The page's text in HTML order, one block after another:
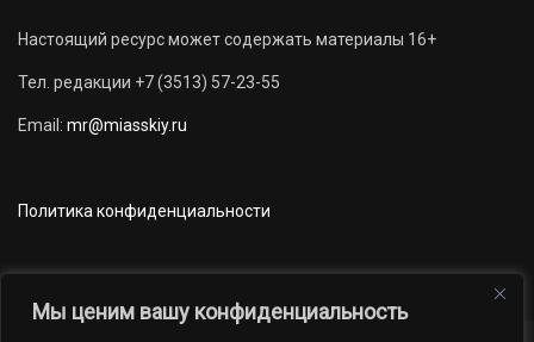
Мы ценим вашу конфиденциальность
Настоящий ресурс может содержать материалы 16+
Тел. редакции +7 (3513) 57-23-55
Email: mr@miasskiy.ru
Политика конфиденциальности